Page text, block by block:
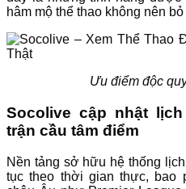
hâm mộ thể thao không nên bỏ
Ưu điểm độc
Socolive cập nhật
trận cầu tâm điểm
Nền tảng sở hữu hệ thống
tục theo thời gian thực, bao